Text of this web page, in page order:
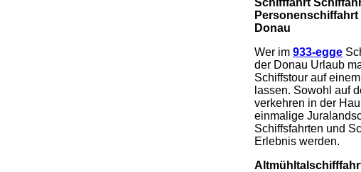
Schifffahrt
Donau
Wer im 933-egge
der Donau Urlaub
Schiffstour auf
lassen. Sowohl auf
verkehren in der
einmalige
Schiffsfahrten und
Erlebnis werden.